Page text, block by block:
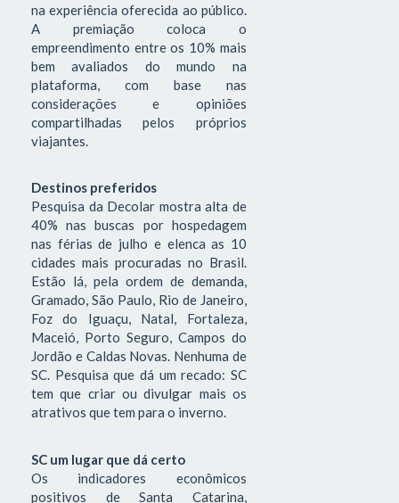
na experiência oferecida ao público.
A premiação coloca o
empreendimento entre os 10% mais
bem avaliados do mundo na
plataforma, com base nas
considerações e opiniões
compartilhadas pelos próprios
viajantes.
Destinos preferidos
Pesquisa da Decolar mostra alta de
40% nas buscas por hospedagem
nas férias de julho e elenca as 10
cidades mais procuradas no Brasil.
Estão lá, pela ordem de demanda,
Gramado, São Paulo, Rio de Janeiro,
Foz do Iguaçu, Natal, Fortaleza,
Maceió, Porto Seguro, Campos do
Jordão e Caldas Novas. Nenhuma de
SC. Pesquisa que dá um recado: SC
tem que criar ou divulgar mais os
atrativos que tem para o inverno.
SC um lugar que dá certo
Os indicadores econômicos
positivos de Santa Catarina,